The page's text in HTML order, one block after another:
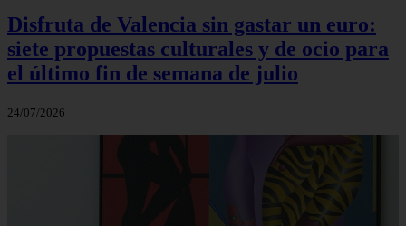
Disfruta de Valencia sin gastar un euro:
siete propuestas culturales y de ocio para
el último fin de semana de julio
24/07/2026